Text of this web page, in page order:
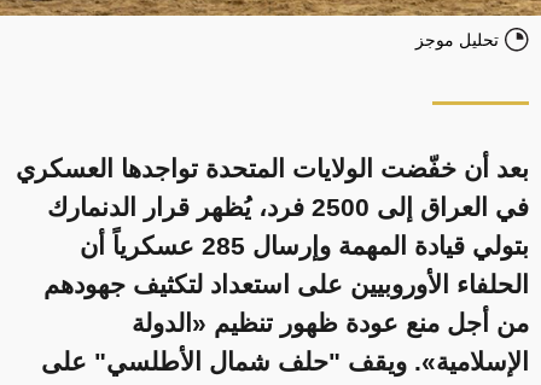
تحليل موجز
بعد أن خفّضت الولايات المتحدة تواجدها العسكري
في العراق إلى 2500 فرد، يُظهر قرار الدنمارك
بتولي قيادة المهمة وإرسال 285 عسكرياً أن
الحلفاء الأوروبيين على استعداد لتكثيف جهودهم
من أجل منع عودة ظهور تنظيم «الدولة
الإسلامية». ويقف "حلف شمال الأطلسي" على